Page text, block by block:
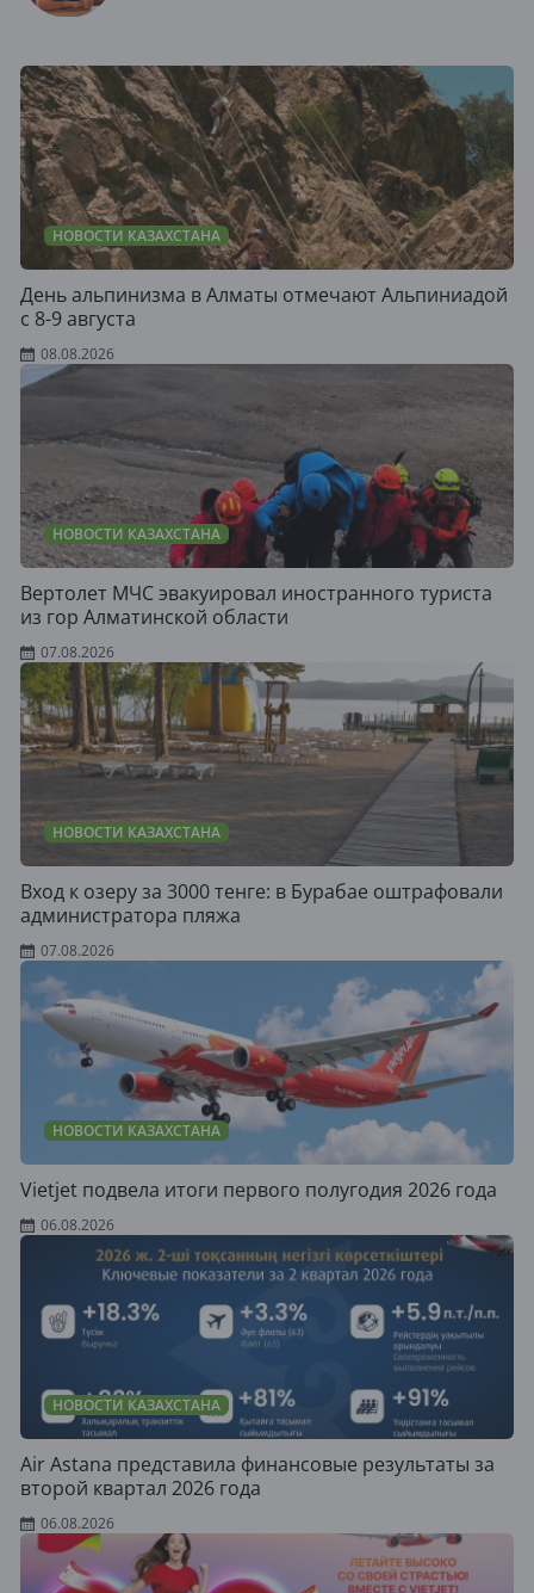
НОВОСТИ КАЗАХСТАНА
День альпинизма в Алматы отмечают Альпиниадой
с 8-9 августа
08.08.2026
НОВОСТИ КАЗАХСТАНА
Вертолет МЧС эвакуировал иностранного туриста
из гор Алматинской области
07.08.2026
НОВОСТИ КАЗАХСТАНА
Вход к озеру за 3000 тенге: в Бурабае оштрафовали
администратора пляжа
07.08.2026
НОВОСТИ КАЗАХСТАНА
Vietjet подвела итоги первого полугодия 2026 года
06.08.2026
НОВОСТИ КАЗАХСТАНА
Air Astana представила финансовые результаты за
второй квартал 2026 года
06.08.2026